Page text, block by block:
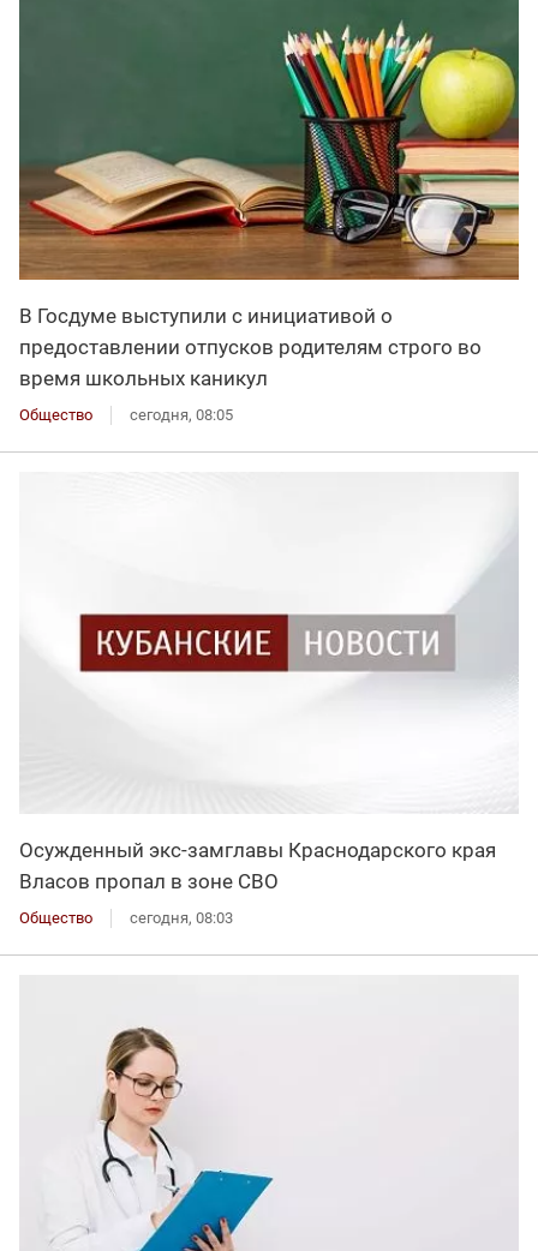
В Госдуме выступили с инициативой о
предоставлении отпусков родителям строго во
время школьных каникул
Общество сегодня, 08:05
Осужденный экс-замглавы Краснодарского края
Власов пропал в зоне СВО
Общество сегодня, 08:03